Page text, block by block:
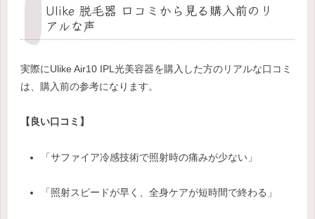
Ulike 脱毛器 口コミから見る購入前のリ
アルな声
実際にUlike Air10 IPL光美容器を購入した方のリアルな口コミ
は、購入前の参考になります。
【良い口コミ】
「サファイア冷感技術で照射時の痛みが少ない」
「照射スピードが早く、全身ケアが短時間で終わる」